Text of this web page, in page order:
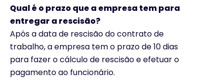
Qual é o prazo que a empresa tem para
entregar a rescisão?
Após a data de rescisão do contrato de
trabalho, a empresa tem o prazo de 10 dias
para fazer o cálculo de rescisão e efetuar o
pagamento ao funcionário.
Rescisão do
contrato de
trabalho: o que
Rescisão
Automática:
entenda como